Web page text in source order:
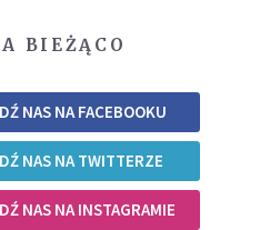
BIEŻĄCO
NAS NA FACEBOOKU
NAS NA TWITTERZE
NAS NA INSTAGRAMIE